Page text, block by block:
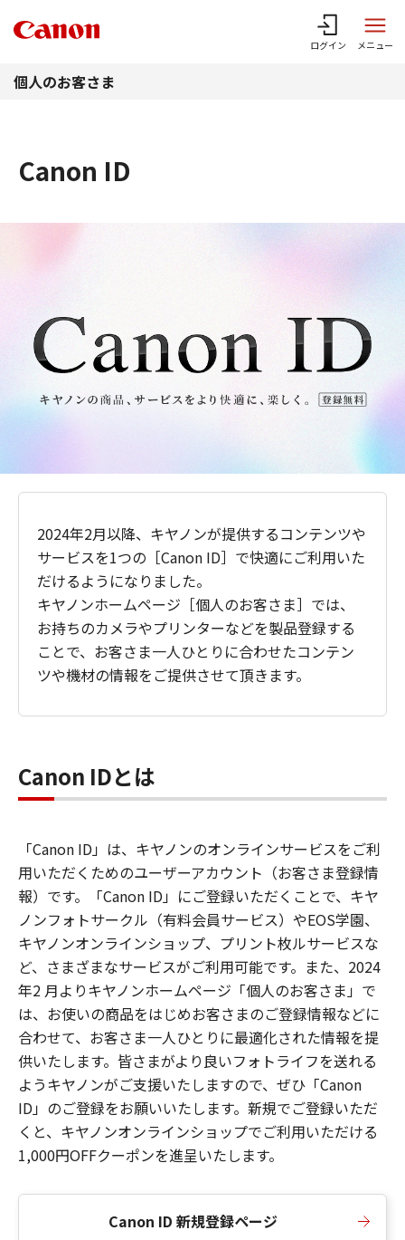
ログイン メニュー
個人のお客さま
Canon ID
2024年2月以降、キヤノンが提供するコンテンツや
サービスを1つの［Canon ID］で快適にご利用いた
だけるようになりました。
キヤノンホームページ［個人のお客さま］では、
お持ちのカメラやプリンターなどを製品登録する
ことで、お客さま一人ひとりに合わせたコンテン
ツや機材の情報をご提供させて頂きます。
Canon IDとは
「Canon ID」は、キヤノンのオンラインサービスをご利
用いただくためのユーザーアカウント（お客さま登録情
報）です。「Canon ID」にご登録いただくことで、キヤ
ノンフォトサークル（有料会員サービス）やEOS学園、
キヤノンオンラインショップ、プリント枚ルサービスな
ど、さまざまなサービスがご利用可能です。また、2024
年2 月よりキヤノンホームページ「個人のお客さま」で
は、お使いの商品をはじめお客さまのご登録情報などに
合わせて、お客さま一人ひとりに最適化された情報を提
供いたします。皆さまがより良いフォトライフを送れる
ようキヤノンがご支援いたしますので、ぜひ「Canon
ID」のご登録をお願いいたします。新規でご登録いただ
くと、キヤノンオンラインショップでご利用いただける
1,000円OFFクーポンを進呈いたします。
Canon ID 新規登録ページ